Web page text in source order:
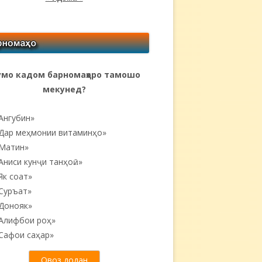
кадом барномаҳоро тамошо
мекунед?
меҳмонии витаминҳо»
кунҷи танҳоӣ...»
соат»
роҳ»
саҳар»